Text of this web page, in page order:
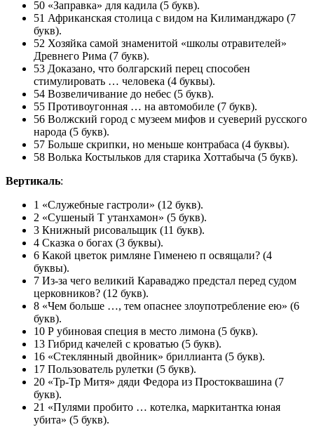
50 «Заправка» для кадила (5 букв).
51 Африканская столица с видом на Килиманджаро (7
букв).
52 Хозяйка самой знаменитой «школы отравителей»
Древнего Рима (7 букв).
53 Доказано, что болгарский перец способен
стимулировать … человека (4 буквы).
54 Возвеличивание до небес (5 букв).
55 Противоугонная … на автомобиле (7 букв).
56 Волжский город с музеем мифов и суеверий русского
народа (5 букв).
57 Больше скрипки, но меньше контрабаса (4 буквы).
58 Волька Костыльков для старика Хоттабыча (5 букв).
Вертикаль:
1 «Служебные гастроли» (12 букв).
2 «Сушеный Т утанхамон» (5 букв).
3 Книжный рисовальщик (11 букв).
4 Сказка о богах (3 буквы).
6 Какой цветок римляне Гименею п освящали? (4
буквы).
7 Из-за чего великий Караваджо предстал перед судом
церковников? (12 букв).
8 «Чем больше …, тем опаснее злоупотребление ею» (6
букв).
10 Р убиновая специя в место лимона (5 букв).
13 Гибрид качелей с кроватью (5 букв).
16 «Стеклянный двойник» бриллианта (5 букв).
17 Пользователь рулетки (5 букв).
20 «Тр-Тр Митя» дяди Федора из Простоквашина (7
букв).
21 «Пулями пробито … котелка, маркитантка юная
убита» (5 букв).